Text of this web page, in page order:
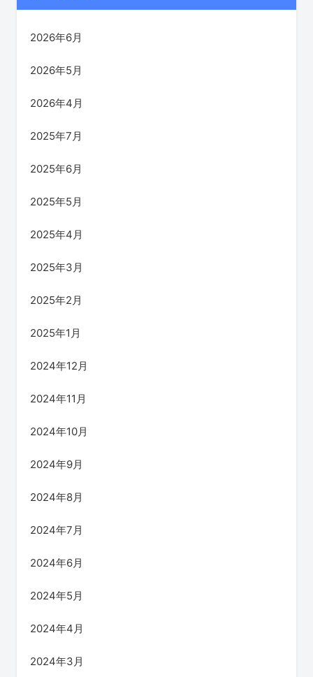
2026年6月
2026年5月
2026年4月
2025年7月
2025年6月
2025年5月
2025年4月
2025年3月
2025年2月
2025年1月
2024年12月
2024年11月
2024年10月
2024年9月
2024年8月
2024年7月
2024年6月
2024年5月
2024年4月
2024年3月